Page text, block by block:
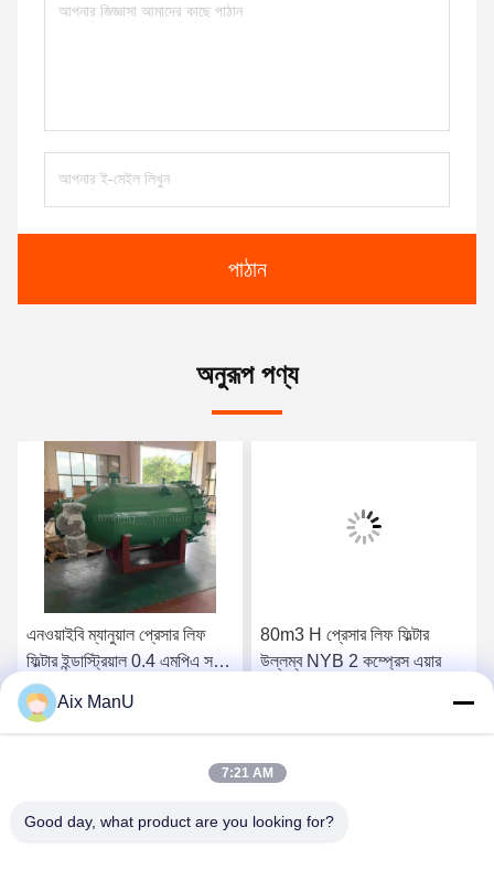
পাঠান
অনুরূপ পণ্য
এনওয়াইবি ম্যানুয়াল প্রেসার লিফ
ফিল্টার ইন্ডাস্ট্রিয়াল 0.4 এমপিএ সবুজ
উল্লম্ব
সেরা দাম পান
80m3 H প্রেসার লিফ ফিল্টার
উল্লম্ব NYB 2 কম্প্রেস এয়ার
সেরা দাম পান
Aix ManU
7:21 AM
Good day, what product are you looking for?